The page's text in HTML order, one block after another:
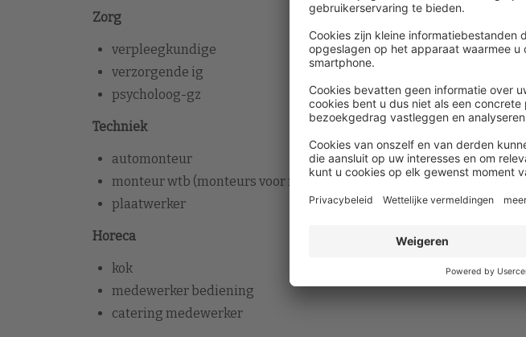
Zorg
verpleegkundige
verzorgende ig
psycholoog-gz
Techniek
automonteur
monteur wtb (monteurs voor motoren, kraanmachines, bruggen,
plaatwerker
Horeca
kok
medewerker bediening
catering medewerker